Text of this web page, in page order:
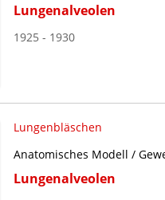
Lungenalveolen
1925 - 1930
Lungenbläschen
Anatomisches Modell /
Lungenalveolen